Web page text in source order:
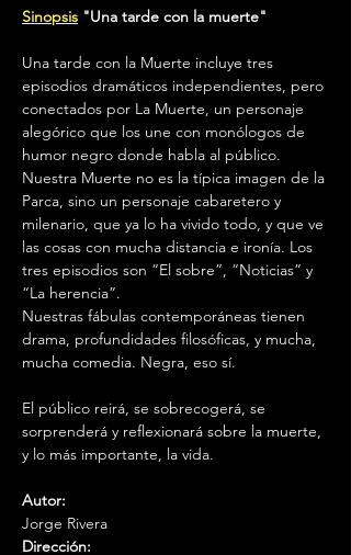
Sinopsis "Una tarde con la muerte"
Una tarde con la Muerte incluye tres
episodios dramáticos independientes, pero
conectados por La Muerte, un personaje
alegórico que los une con monólogos de
humor negro donde habla al público.
Nuestra Muerte no es la típica imagen de la
Parca, sino un personaje cabaretero y
milenario, que ya lo ha vivido todo, y que ve
las cosas con mucha distancia e ironía. Los
tres episodios son “El sobre”, “Noticias” y
“La herencia”.
Nuestras fábulas contemporáneas tienen
drama, profundidades filosóficas, y mucha,
mucha comedia. Negra, eso sí.
El público reirá, se sobrecogerá, se
sorprenderá y reflexionará sobre la muerte,
y lo más importante, la vida.
Autor:
Jorge Rivera
Dirección: